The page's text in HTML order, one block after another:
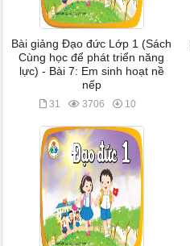
Bài giảng Đạo đức Lớp 1 (Sách
Cùng học để phát triển năng
lực) - Bài 7: Em sinh hoạt nề
nếp
31 3706 10